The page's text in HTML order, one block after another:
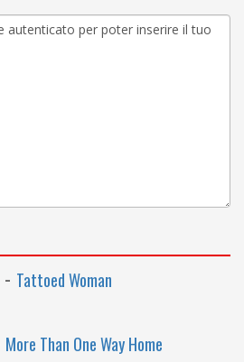
- Tattoed Woman
More Than One Way Home